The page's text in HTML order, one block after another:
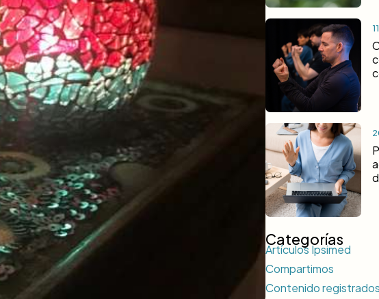
Categorías
Artículos Ipsimed
Compartimos
Contenido registrados